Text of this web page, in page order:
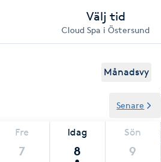
Välj tid
Cloud Spa i Östersund
Månadsvy
Fre
7
Idag
8
Sön
9
Senare